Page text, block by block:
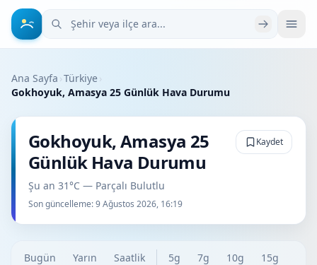
Şehir veya ilçe ara
Ana Sayfa ›Türkiye›
Gokhoyuk, Amasya 25 Günlük Hava Durumu
Gokhoyuk, Amasya 25
Günlük Hava Durumu
Şu an 31°C — Parçalı Bulutlu
Son güncelleme:9 Ağustos 2026, 16:19
Kaydet
Bugün Yarın Saatlik 5g 7g 10g
15g